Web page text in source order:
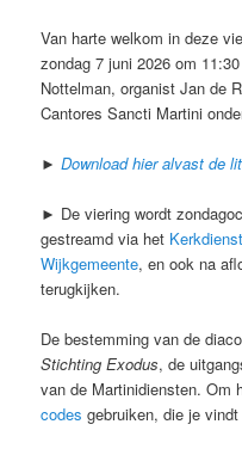
Van harte welkom in deze
zondag 7 juni 2026 om
Nottelman, organist Jan de
Cantores Sancti Martini
►Download hier alvast de
► De viering wordt
gestreamd via het
Wijkgemeente, en ook na
terugkijken.
De bestemming van de
Stichting Exodus, de
van de Martinidiensten. Om
codes gebruiken, die je